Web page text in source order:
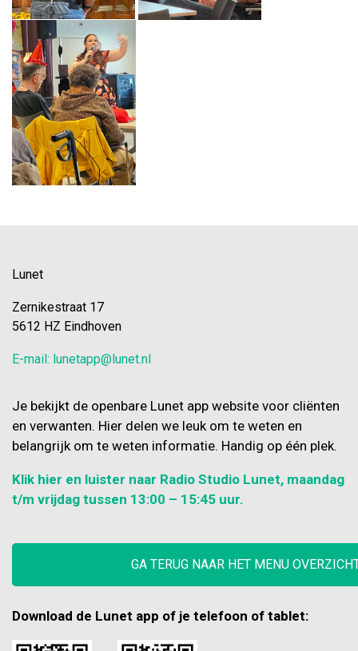
Lunet
Zernikestraat 17
5612 HZ Eindhoven
E-mail: lunetapp@lunet.nl
Je bekijkt de openbare Lunet app website voor cliënten
en verwanten. Hier delen we leuk om te weten en
belangrijk om te weten informatie. Handig op één plek.
Klik hier en luister naar Radio Studio Lunet, maandag
t/m vrijdag tussen 13:00 – 15:45 uur.
GA TERUG NAAR HET MENU
Download de Lunet app of je telefoon of tablet: